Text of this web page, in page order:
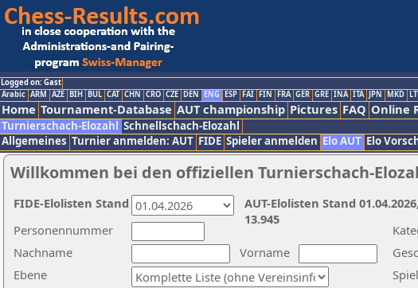
Logged on: Gast
Arabic ARM AZE BIH BUL CAT CHN CRO CZE DEN ENG ESP FAI FIN FRA GER GRE INA ITA JPN MKD
Home Tournament-Database AUT championship Pictures FAQ Online
Turnierschach-Elozahl Schnellschach-Elozahl
Allgemeines Turnier anmelden: AUT FIDE Spieler anmelden Elo AUT Elo
Willkommen bei den offiziellen Turnierschach-
Nachname
Vorname
Ebene
Personennummer
AUT-Elolisten Stand
13.945
FIDE-Elolisten Stand